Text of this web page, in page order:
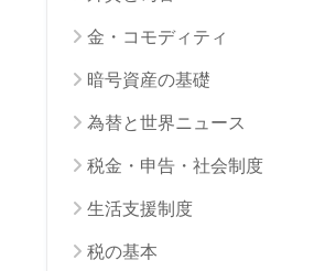
金・コモディティ
暗号資産の基礎
為替と世界ニュース
税金・申告・社会制度
生活支援制度
税の基本